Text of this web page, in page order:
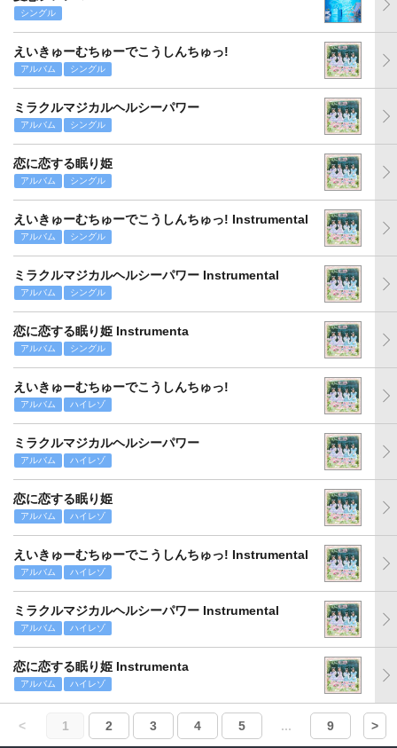
シングル
えいきゅーむちゅーでこうしんちゅっ!
アルバム シングル
ミラクルマジカルヘルシーパワー
アルバム シングル
恋に恋する眠り姫
アルバム シングル
えいきゅーむちゅーでこうしんちゅっ! Instrumental
アルバム シングル
ミラクルマジカルヘルシーパワー Instrumental
アルバム シングル
恋に恋する眠り姫 Instrumenta
アルバム シングル
えいきゅーむちゅーでこうしんちゅっ!
アルバム ハイレゾ
ミラクルマジカルヘルシーパワー
アルバム ハイレゾ
恋に恋する眠り姫
アルバム ハイレゾ
えいきゅーむちゅーでこうしんちゅっ! Instrumental
アルバム ハイレゾ
ミラクルマジカルヘルシーパワー Instrumental
アルバム ハイレゾ
恋に恋する眠り姫 Instrumenta
アルバム ハイレゾ
< 1 2 3 4 5 ... 9 >